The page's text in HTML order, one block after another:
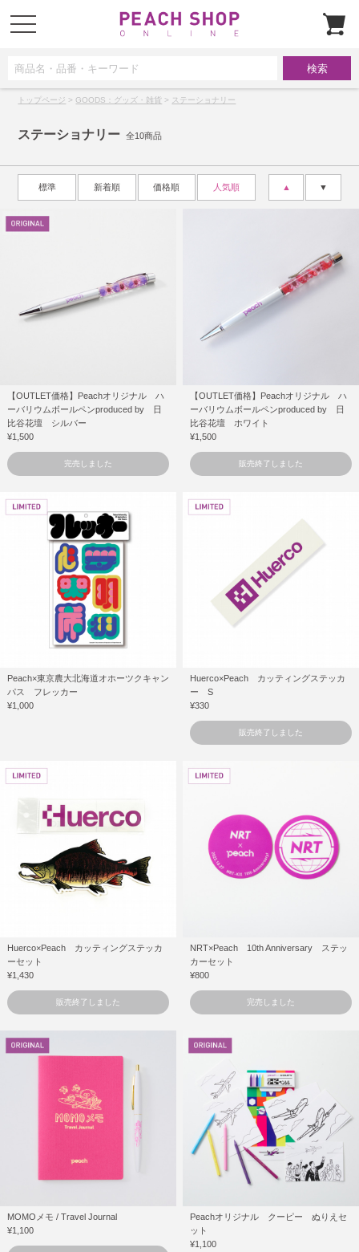
t
o
a
o
トップページ >GOODS：グッズ・雑貨 > ステーショナリー
ステーショナリー 全10商品
標準 新着順 価格順 人気順 ▼
▲
【OUTLET価格】Peachオリジナル ハ
ーバリウムボールペンproduced by 日
比谷花壇 シルバー
¥1,500
完売しました
【OUTLET価格】Peachオリジナル ハ
ーバリウムボールペンproduced by 日
比谷花壇 ホワイト
¥1,500
販売終了しました
Peach×東京農大北海道オホーツクキャン
パス フレッカー
¥1,000
Huerco×Peach カッティングステッカ
ー S
¥330
販売終了しました
Huerco×Peach カッティングステッカ
ーセット
¥1,430
販売終了しました
NRT×Peach 10th Anniversary ステッ
カーセット
¥800
完売しました
MOMOメモ / Travel Journal
¥1,100
Peachオリジナル クーピー ぬりえセ
ット
¥1,100